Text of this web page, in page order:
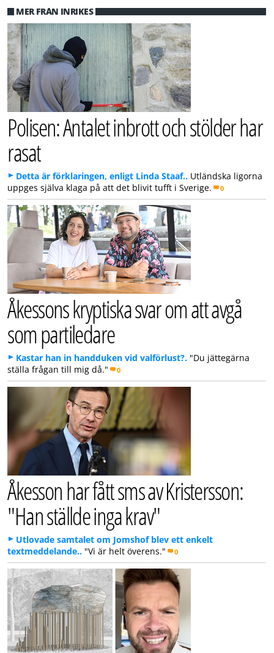
MER FRÅN INRIKES
Polisen: Antalet inbrott och stölder har
rasat
Detta är förklaringen, enligt Linda Staaf.. Utländska ligorna
uppges själva klaga på att det blivit tufft i Sverige.
0
Åkessons kryptiska svar om att avgå
som partiledare
Kastar han in handduken vid valförlust?. "Du jättegärna
ställa frågan till mig då."
0
Åkesson har fått sms av Kristersson:
"Han ställde inga krav"
Utlovade samtalet om Jomshof blev ett enkelt
textmeddelande.. "Vi är helt överens." 0